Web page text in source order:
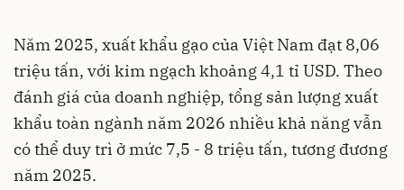
Năm 2025, xuất khẩu gạo của Việt Nam đạt 8,06
triệu tấn, với kim ngạch khoảng 4,1 tỉ USD. Theo
đánh giá của doanh nghiệp, tổng sản lượng xuất
khẩu toàn ngành năm 2026 nhiều khả năng vẫn
có thể duy trì ở mức 7,5 - 8 triệu tấn, tương đương
năm 2025.